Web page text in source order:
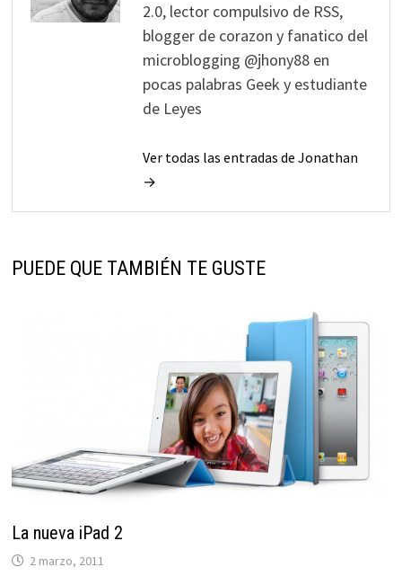
2.0, lector compulsivo de RSS,
blogger de corazon y fanatico del
microblogging @jhony88 en
pocas palabras Geek y estudiante
de Leyes
Ver todas las entradas de Jonathan
→
PUEDE QUE TAMBIÉN TE GUSTE
La nueva iPad 2
2 marzo, 2011